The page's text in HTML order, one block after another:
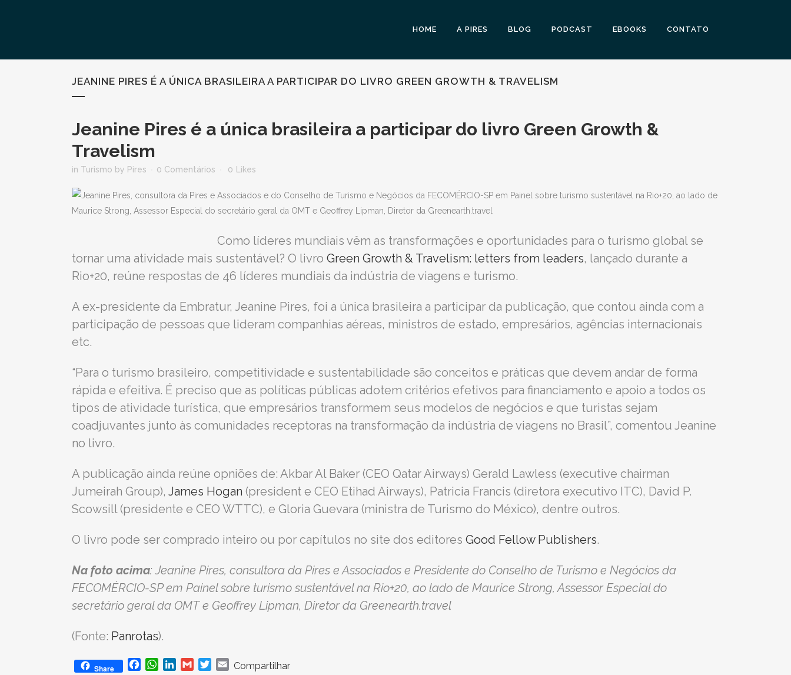
HOME A PIRES BLOG PODCAST EBOOKS CONTATO
JEANINE PIRES É A ÚNICA BRASILEIRA A PARTICIPAR DO LIVRO GREEN GROWTH & TRAVELISM
Jeanine Pires é a única brasileira a participar do livro Green Growth &
Travelism
in Turismo by Pires 0 Comentários 0 Likes
Como líderes mundiais vêm as transformações e oportunidades para o turismo global se
tornar uma atividade mais sustentável? O livro Green Growth & Travelism: letters from leaders, lançado durante a
Rio+20, reúne respostas de 46 líderes mundiais da indústria de viagens e turismo.
A ex-presidente da Embratur, Jeanine Pires, foi a única brasileira a participar da publicação, que contou ainda com a
participação de pessoas que lideram companhias aéreas, ministros de estado, empresários, agências internacionais
etc.
“Para o turismo brasileiro, competitividade e sustentabilidade são conceitos e práticas que devem andar de forma
rápida e efeitiva. É preciso que as políticas públicas adotem critérios efetivos para financiamento e apoio a todos os
tipos de atividade turística, que empresários transformem seus modelos de negócios e que turistas sejam
coadjuvantes junto às comunidades receptoras na transformação da indústria de viagens no Brasil”, comentou Jeanine
no livro.
A publicação ainda reúne opniões de: Akbar Al Baker (CEO Qatar Airways) Gerald Lawless (executive chairman
Jumeirah Group), James Hogan (president e CEO Etihad Airways), Patricia Francis (diretora executivo ITC), David P.
Scowsill (presidente e CEO WTTC), e Gloria Guevara (ministra de Turismo do México), dentre outros.
O livro pode ser comprado inteiro ou por capítulos no site dos editores Good Fellow Publishers.
Na foto acima: Jeanine Pires, consultora da Pires e Associados e Presidente do Conselho de Turismo e Negócios da
FECOMÉRCIO-SP em Painel sobre turismo sustentável na Rio+20, ao lado de Maurice Strong, Assessor Especial do
secretário geral da OMT e Geoffrey Lipman, Diretor da Greenearth.travel
(Fonte: Panrotas).
Share Facebook
WhatsApp
LinkedInGmailTwitterEmail
Compartilhar